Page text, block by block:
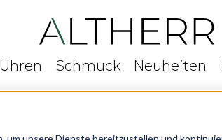
Uhren Schmuck Neuheiten